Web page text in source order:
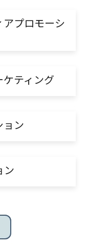
プロモーシ
ティング
ョン
ン